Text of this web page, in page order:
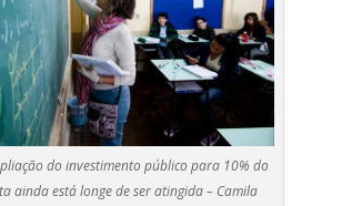
do investimento público para 10% do
ainda está longe de ser atingida – Camila